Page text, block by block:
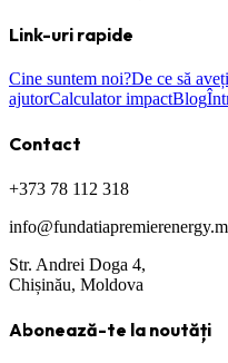
Link-uri rapide
Cine suntem noi?De ce să
ajutorCalculator impactBlog
Contact
+373 78 112 318
Str. Andrei Doga 4,
Chișinău, Moldova
Abonează-te la noutăți